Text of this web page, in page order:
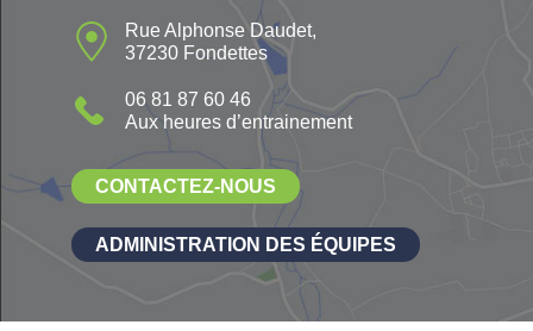
Rue Alphonse Daudet,
37230 Fondettes
06 81 87 60 46
Aux heures d’entrainement
CONTACTEZ-NOUS
ADMINISTRATION DES ÉQUIPES